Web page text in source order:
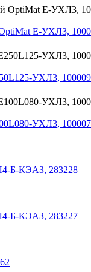
E-УХЛ3,
УХЛ3, 100009
УХЛ3, 100007
Б-КЭАЗ, 283228
Б-КЭАЗ, 283227